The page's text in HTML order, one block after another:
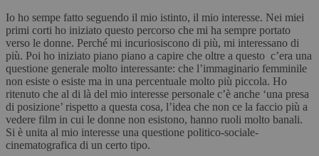
Io ho sempe fatto seguendo il mio istinto, il mio interesse. Nei miei
primi corti ho iniziato questo percorso che mi ha sempre portato
verso le donne. Perché mi incuriosiscono di più, mi interessano di
più. Poi ho iniziato piano piano a capire che oltre a questo c’era una
questione generale molto interessante: che l’immaginario femminile
non esiste o esiste ma in una percentuale molto più piccola. Ho
ritenuto che al di là del mio interesse personale c’è anche ‘una presa
di posizione’ rispetto a questa cosa, l’idea che non ce la faccio più a
vedere film in cui le donne non esistono, hanno ruoli molto banali.
Si è unita al mio interesse una questione politico-sociale-
cinematografica di un certo tipo.